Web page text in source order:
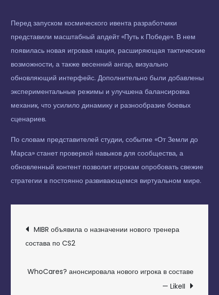
Перед запуском космического ивента разработчики
представили масштабный апдейт «Путь к Победе». В нем
появилась новая игровая нация, расширяющая тактические
возможности, а также весенний ангар, визуально
обновляющий интерфейс. Дополнительно были добавлены
экспериментальные режимы и улучшена балансировка
механик, что усилило динамику и разнообразие боевых
сценариев.
По словам представителей студии, событие «От Земли до
Марса» станет проверкой навыков для сообщества, а
обновленный контент позволит игрокам опробовать свежие
стратегии в постоянно развивающемся виртуальном мире.
НАВИГАЦИЯ
ПО
ЗАПИСЯМ
MIBR объявила о назначении нового тренера
состава по CS2
WhoCares? анонсировала нового игрока в составе
— LikeII